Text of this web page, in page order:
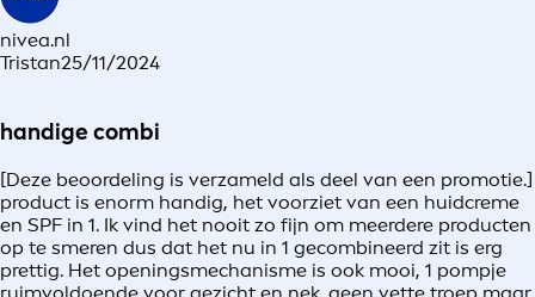
nivea.nl
Tristan25/11/2024
handige combi
[Deze beoordeling is verzameld als deel van een promotie.]
product is enorm handig, het voorziet van een huidcreme
en SPF in 1. Ik vind het nooit zo fijn om meerdere producten
op te smeren dus dat het nu in 1 gecombineerd zit is erg
prettig. Het openingsmechanisme is ook mooi, 1 pompje